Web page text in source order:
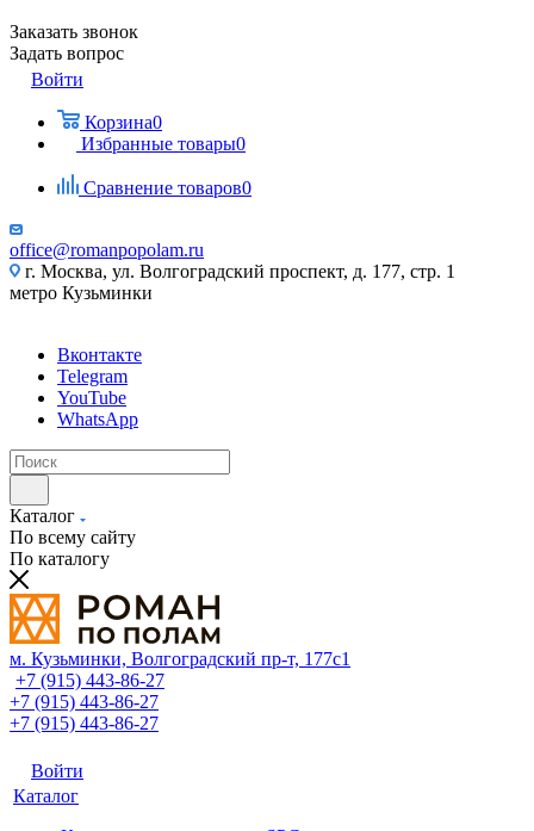
Заказать звонок
Задать вопрос
Войти
Корзина0
Избранные товары0
Сравнение товаров0
office@romanpopolam.ru
г. Москва, ул. Волгоградский проспект, д. 177, стр. 1
метро Кузьминки
Вконтакте
Telegram
YouTube
WhatsApp
Каталог
По всему сайту
По каталогу
м. Кузьминки, Волгоградский пр‑т, 177с1
+7 (915) 443-86-27
+7 (915) 443-86-27
+7 (915) 443-86-27
Войти
Каталог